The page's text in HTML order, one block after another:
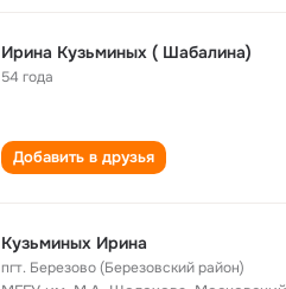
Ирина Кузьминых ( Шабалина)
54 года
Добавить в друзья
Кузьминых Ирина
пгт. Березово (Березовский район)